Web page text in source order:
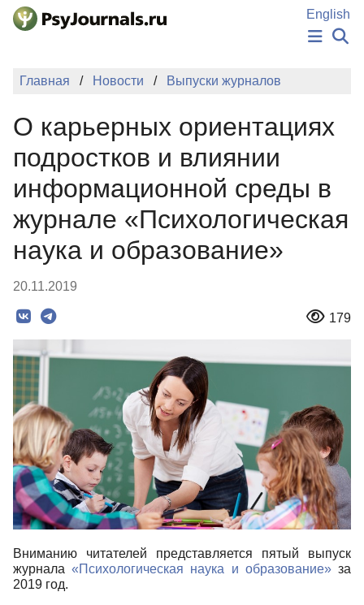
Перейти к основному содержанию
English
НОВОСТИ
ПОДАТЬ РУКОПИСЬ
КЛЮЧЕВЫЕ СЛОВА
Регистрация
Вход
Главная Новости Выпуски журналов
О карьерных ориентациях
подростков и влиянии
информационной среды в
журнале «Психологическая
наука и образование»
20.11.2019
179
Вниманию читателей представляется пятый выпуск
журнала«Психологическая наука и образование»за
2019 год.